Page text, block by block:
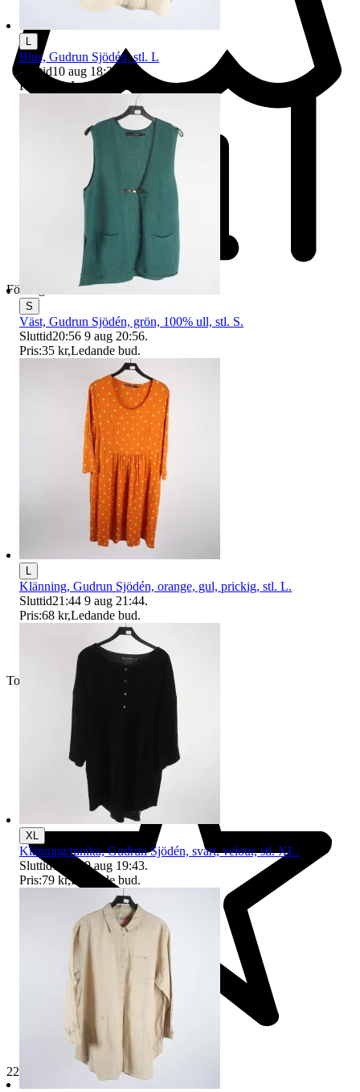
Företag
Toppsäljare
229 622 omdömen
Blus, Gudrun Sjödén, stl. L
Sluttid10 aug 18:30
Pris:
12 kr,Ledande bud
S
Väst, Gudrun Sjödén, grön, 100% ull, stl. S.
Sluttid20:56 9 aug 20:56.
Pris:35 kr,Ledande bud.
Klänning, Gudrun Sjödén, orange, gul, prickig, stl. L.
Sluttid21:44 9 aug 21:44.
Pris:68 kr,Ledande bud.
XL
Klänning/tunika, Gudrun Sjödén, svart, velour, stl. XL.
Sluttid19:43 9 aug 19:43.
Pris:79 kr,Ledande bud.